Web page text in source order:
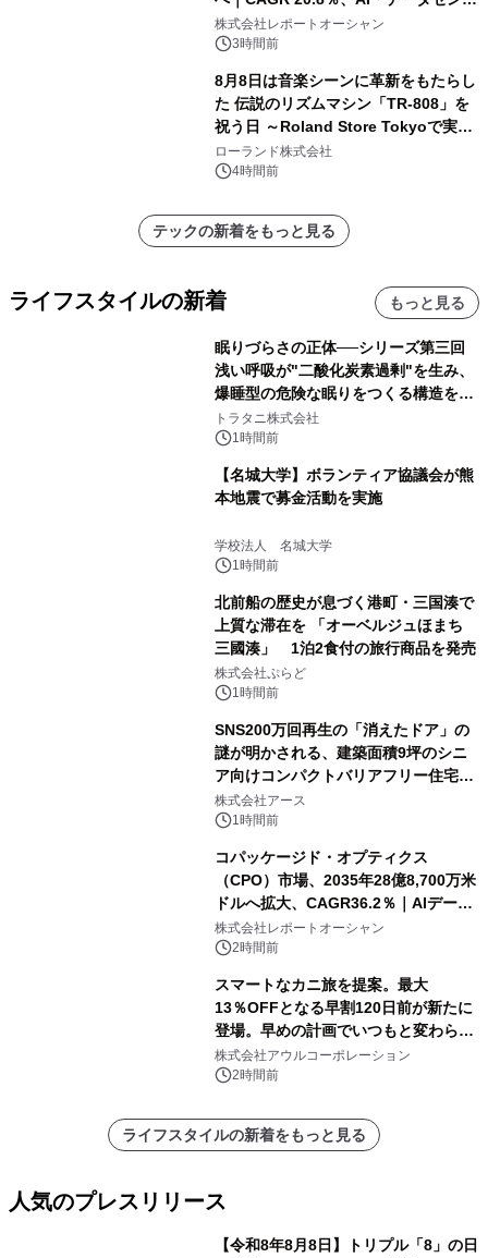
ー需要が成長を牽引
株式会社レポートオーシャン
3時間前
8月8日は音楽シーンに革新をもたらし
た 伝説のリズムマシン「TR-808」を
祝う日 ～Roland Store Tokyoで実機
を展示しての 記念キャンペーンを開
催 英国ラジオ「NTS」の 特別プログ
アーティストを フィーチャーしたアニ
メーションを公開～
ローランド株式会社
4時間前
テックの新着をもっと見る
ライフスタイルの新着 もっと見る
眠りづらさの正体──シリーズ第三回
浅い呼吸が"二酸化炭素過剰"を生み、
爆睡型の危険な眠りをつくる構造を解
説
トラタニ株式会社
1時間前
【名城大学】ボランティア協議会が熊
本地震で募金活動を実施
学校法人 名城大学
1時間前
北前船の歴史が息づく港町・三国湊で
上質な滞在を 「オーベルジュほまち
三國湊」 1泊2食付の旅行商品を発売
株式会社ぷらど
1時間前
SNS200万回再生の「消えたドア」の
謎が明かされる、建築面積9坪のシニ
ア向けコンパクトバリアフリー住宅が
誕生
株式会社アース
1時間前
コパッケージド・オプティクス
（CPO）市場、2035年28億8,700万米
ドルへ拡大、CAGR36.2％｜AIデータ
センター・高速光通信需要が成長を加
速
株式会社レポートオーシャン
2時間前
スマートなカニ旅を提案。最大
13％OFFとなる早割120日前が新たに
登場。早めの計画でいつもと変わらぬ
大人の冬旅を。ー夕日ヶ浦温泉「佳松
苑 別邸ふうか」ー
株式会社アウルコーポレーション
2時間前
ライフスタイルの新着をもっと見る
人気のプレスリリース
【令和8年8月8日】トリプル「8」の日